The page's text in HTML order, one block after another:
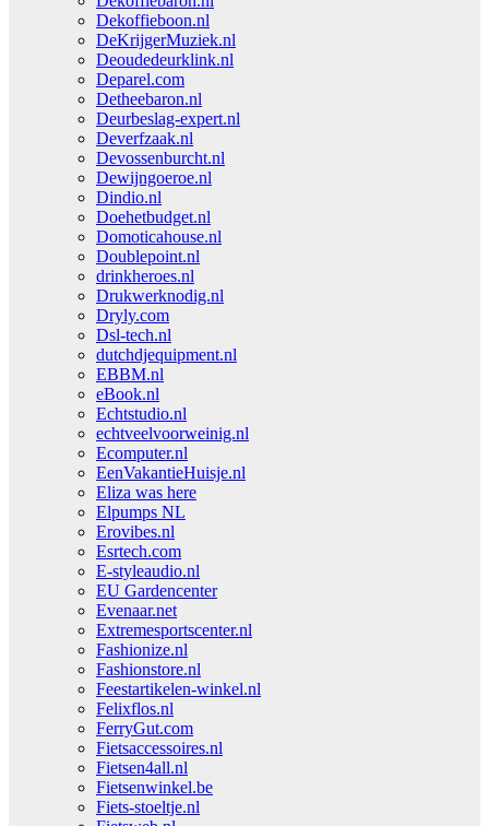
Dekoffieboon.nl
DeKrijgerMuziek.nl
Deoudedeurklink.nl
Deparel.com
Detheebaron.nl
Deurbeslag-expert.nl
Deverfzaak.nl
Devossenburcht.nl
Dewijngoeroe.nl
Dindio.nl
Doehetbudget.nl
Domoticahouse.nl
Doublepoint.nl
drinkheroes.nl
Drukwerknodig.nl
Dryly.com
Dsl-tech.nl
dutchdjequipment.nl
EBBM.nl
eBook.nl
Echtstudio.nl
echtveelvoorweinig.nl
Ecomputer.nl
EenVakantieHuisje.nl
Eliza was here
Elpumps NL
Erovibes.nl
Esrtech.com
E-styleaudio.nl
EU Gardencenter
Evenaar.net
Extremesportscenter.nl
Fashionize.nl
Fashionstore.nl
Feestartikelen-winkel.nl
Felixflos.nl
FerryGut.com
Fietsaccessoires.nl
Fietsen4all.nl
Fietsenwinkel.be
Fiets-stoeltje.nl